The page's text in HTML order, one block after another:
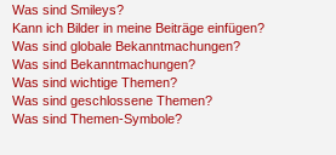
Was sind Smileys?
Kann ich Bilder in meine Beiträge einfügen?
Was sind globale Bekanntmachungen?
Was sind Bekanntmachungen?
Was sind wichtige Themen?
Was sind geschlossene Themen?
Was sind Themen-Symbole?